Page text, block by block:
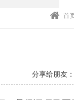
首
分享给朋友：